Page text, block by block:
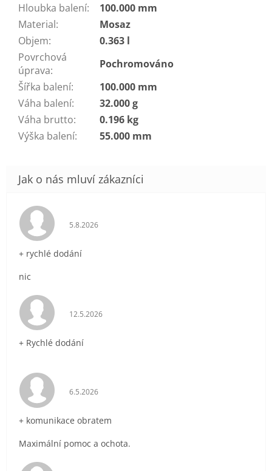
Hloubka balení:
100.000 mm
Material:
Mosaz
Objem:
0.363 l
Povrchová
úprava:
Pochromováno
Šířka balení:
100.000 mm
Váha balení:
32.000 g
Váha brutto:
0.196 kg
Výška balení: 55.000 mm
Hodnocení obchodu je 5 z 5 hvězdiček.
5.8.2026
+ rychlé dodání
nic
Hodnocení obchodu je 5 z 5 hvězdiček.
12.5.2026
+ Rychlé dodání
Hodnocení obchodu je 5 z 5 hvězdiček.
6.5.2026
+ komunikace obratem
Maximální pomoc a ochota.